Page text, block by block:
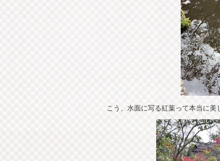
こう、水面に写る紅葉って本当に美